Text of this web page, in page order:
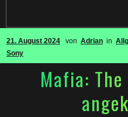
21. August 2024 von Adrian in
Sony
Mafia: